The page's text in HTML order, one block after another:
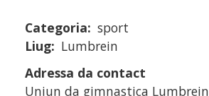
Categoria
sport
Liug
Lumbrein
Adressa da contact
Uniun da gimnastica Lumbrein